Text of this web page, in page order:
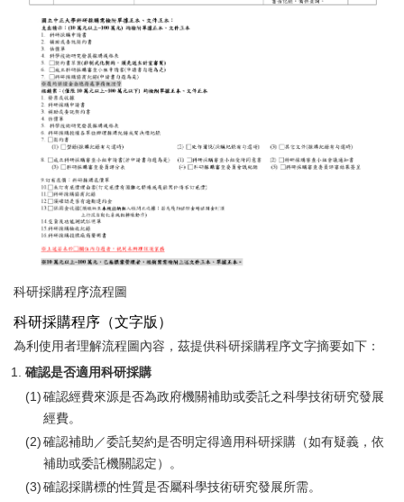
科研採購程序流程圖
科研採購程序（文字版）
為利使用者理解流程圖內容，茲提供科研採購程序文字摘要如下：
確認是否適用科研採購
確認經費來源是否為政府機關補助或委託之科學技術研究發展
經費。
確認補助／委託契約是否明定得適用科研採購（如有疑義，依
補助或委託機關認定）。
確認採購標的性質是否屬科學技術研究發展所需。